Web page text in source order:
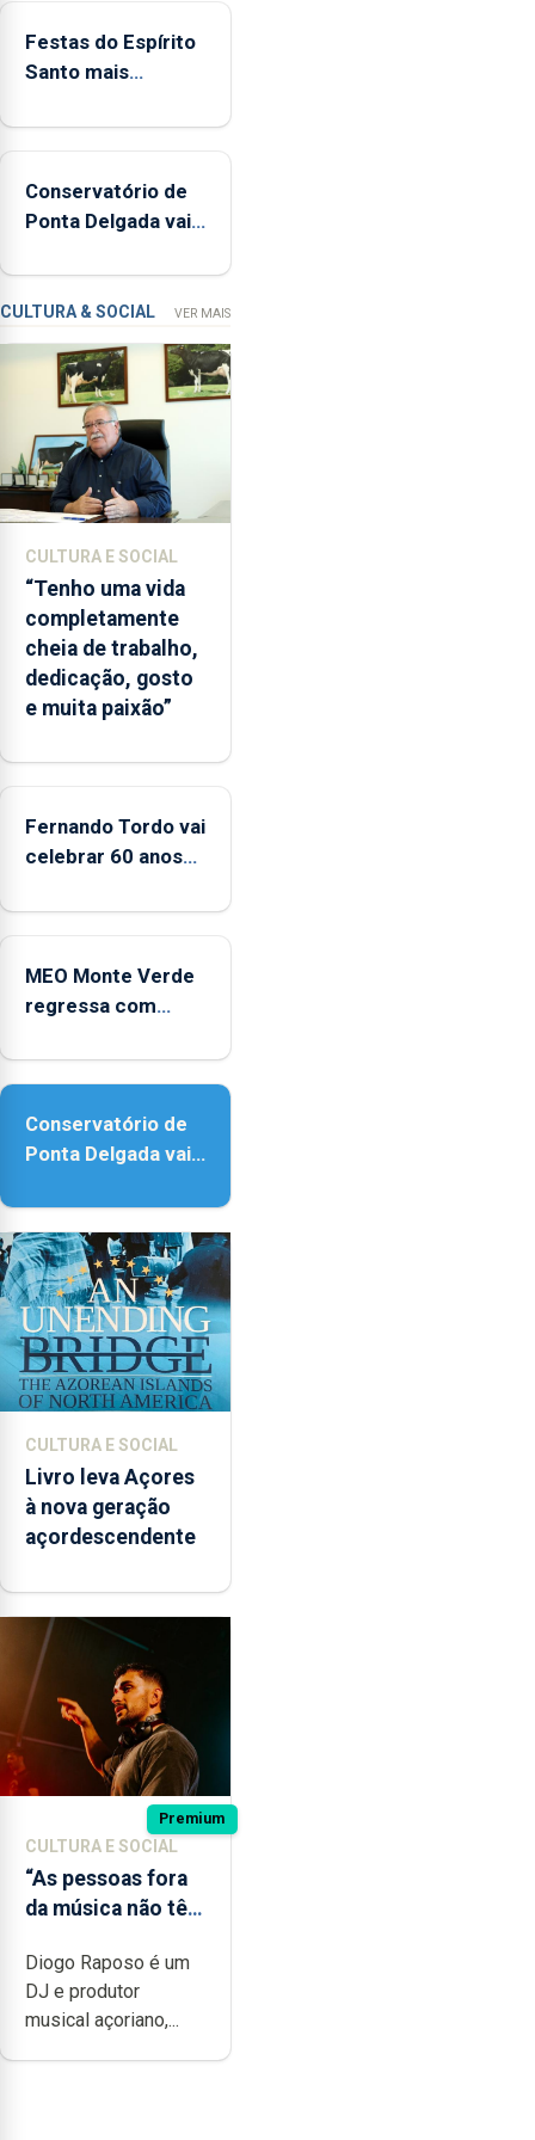
ocorrências
e
inspeções
relacionadas
a
apanha
ilegal
lapas
2022
e
2026.
ilha
das
Flores
apresenta
um
“decréscimo
da
entre
2022
2025
Festas do Espírito
Santo mais
Conservatório de
Ponta Delgada vai
instrumentos
CULTURA & SOCIAL VER MAIS
CULTURA E SOCIAL
“Tenho uma vida
completamente
cheia de trabalho,
dedicação, gosto
e muita paixão”
Fernando Tordo vai
celebrar 60 anos
Coliseu Micaelense
MEO Monte Verde
regressa com
acessibilidade
Conservatório de
Ponta Delgada vai
instrumentos
CULTURA E SOCIAL
Livro leva Açores
à nova geração
açordescendente
Premium
CULTURA E SOCIAL
“As pessoas fora
da música não têm
difícil é produzir
uma música”
Diogo Raposo é um
DJ e produtor
musical açoriano,...